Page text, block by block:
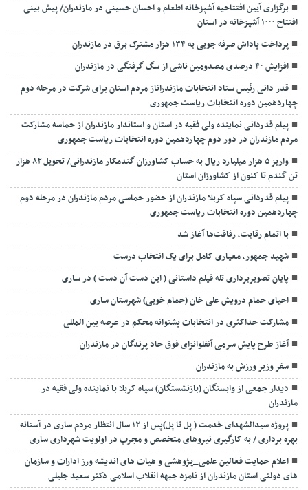
برگزاری آیین افتتاحیه آشپزخانه اطعام و احسان حسینی در مازندران/ پیش بینی
افتتاح ۱۰۰۰ آشپزخانه در استان
پرداخت پاداش صرفه جویی به ۱۳۴ هزار مشترک برق در مازندران
افزایش ۴۰ درصدی مصدومین ناشی از سگ گرفتگی در مازندران
قدر دانی رئیس ستاد انتخابات مازندراناز مردم استان برای شرکت در مرحله دوم
چهاردهمین دوره انتخابات ریاست جمهوری
پیام قدردانی نماینده ولی فقیه در استان و استاندار مازندران از حماسه مشارکت
مردم مازندران در دور دوم چهاردهمین دوره انتخابات ریاست جمهوری
واریز ۵ هزار میلیارد ریال به حساب کشاورزان گندمکار مازندرانی/ تحویل ۸۲ هزار
تن گندم تا کنون از کشاورزان استان
پیام قدردانی سپاه کربلا مازندران از حضور حماسی مردم مازندران در مرحله دوم
چهاردهمین دوره انتخابات ریاست جمهوری
با اتمام رقابت، رفاقت‌ها آغاز شد
شهید جمهور، معیاری کامل برای یک انتخاب درست
پایان تصویربرداری تله فیلم داستانی ( این دست آن دست ) در ساری
احیای حمام درویش علی خان (حمام خویی) شهرستان ساری
مشارکت حداکثری در انتخابات پشتوانه محکم در عرصه بین المللی
آغاز طرح پایش سرمی آنفلوانزای فوق حاد پرندگان در مازندران
سفر وزیر ورزش به مازندران
دیدار جمعی از وابستگان (بازنشستگان) سپاه کربلا با نماینده ولی فقیه در
مازندران
پروژه سیدالشهدای خدمت ( پل تا پل)پس از ۱۲ سال انتظار مردم ساری در آستانه
بهره برداری / به کارگیری نیروهای متخصص و مجرب در اولویت شهرداری ساری
اعلام حمایت فعالین علمی_پژوهشی و هیات های اندیشه ورز ادارات و سازمان
های دولتی استان مازندران از نامزد جبهه انقلاب اسلامی دکتر سعید جلیلی